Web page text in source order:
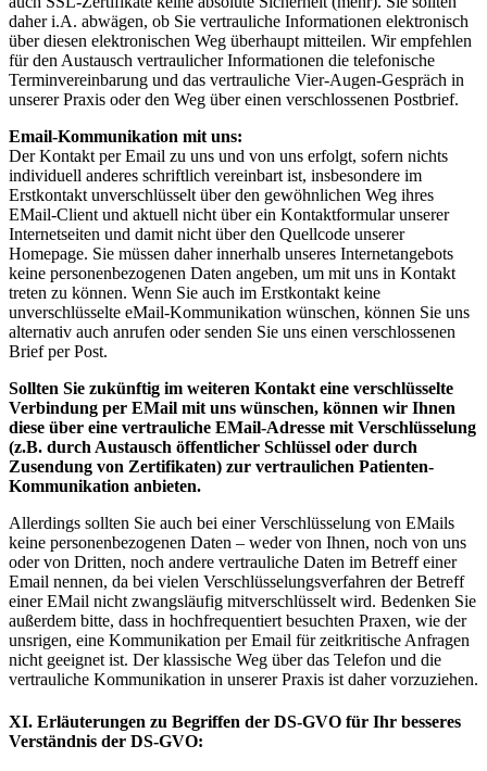
daher i.A. abwägen, ob Sie vertrauliche Informationen elektronisch
über diesen elektronischen Weg überhaupt mitteilen. Wir empfehlen
für den Austausch vertraulicher Informationen die telefonische
Terminvereinbarung und das vertrauliche Vier-Augen-Gespräch in
unserer Praxis oder den Weg über einen verschlossenen Postbrief.
Email-Kommunikation mit uns:
Der Kontakt per Email zu uns und von uns erfolgt, sofern nichts
individuell anderes schriftlich vereinbart ist, insbesondere im
Erstkontakt unverschlüsselt über den gewöhnlichen Weg ihres
EMail-Client und aktuell nicht über ein Kontaktformular unserer
Internetseiten und damit nicht über den Quellcode unserer
Homepage. Sie müssen daher innerhalb unseres Internetangebots
keine personenbezogenen Daten angeben, um mit uns in Kontakt
treten zu können. Wenn Sie auch im Erstkontakt keine
unverschlüsselte eMail-Kommunikation wünschen, können Sie uns
alternativ auch anrufen oder senden Sie uns einen verschlossenen
Brief per Post.
Sollten Sie zukünftig im weiteren Kontakt eine verschlüsselte
Verbindung per EMail mit uns wünschen, können wir Ihnen
diese über eine vertrauliche EMail-Adresse mit Verschlüsselung
(z.B. durch Austausch öffentlicher Schlüssel oder durch
Zusendung von Zertifikaten) zur vertraulichen Patienten-
Kommunikation anbieten.
Allerdings sollten Sie auch bei einer Verschlüsselung von EMails
keine personenbezogenen Daten – weder von Ihnen, noch von uns
oder von Dritten, noch andere vertrauliche Daten im Betreff einer
Email nennen, da bei vielen Verschlüsselungsverfahren der Betreff
einer EMail nicht zwangsläufig mitverschlüsselt wird. Bedenken Sie
außerdem bitte, dass in hochfrequentiert besuchten Praxen, wie der
unsrigen, eine Kommunikation per Email für zeitkritische Anfragen
nicht geeignet ist. Der klassische Weg über das Telefon und die
vertrauliche Kommunikation in unserer Praxis ist daher vorzuziehen.
XI. Erläuterungen zu Begriffen der DS-GVO für Ihr besseres
Verständnis der DS-GVO: